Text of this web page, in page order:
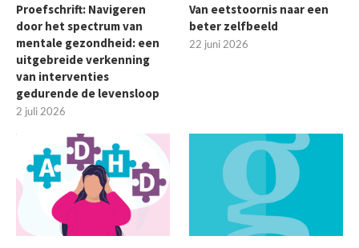
Proefschrift: Navigeren
door het spectrum van
mentale gezondheid: een
uitgebreide verkenning
van interventies
gedurende de levensloop
2 juli 2026
Van eetstoornis naar een
beter zelfbeeld
22 juni 2026